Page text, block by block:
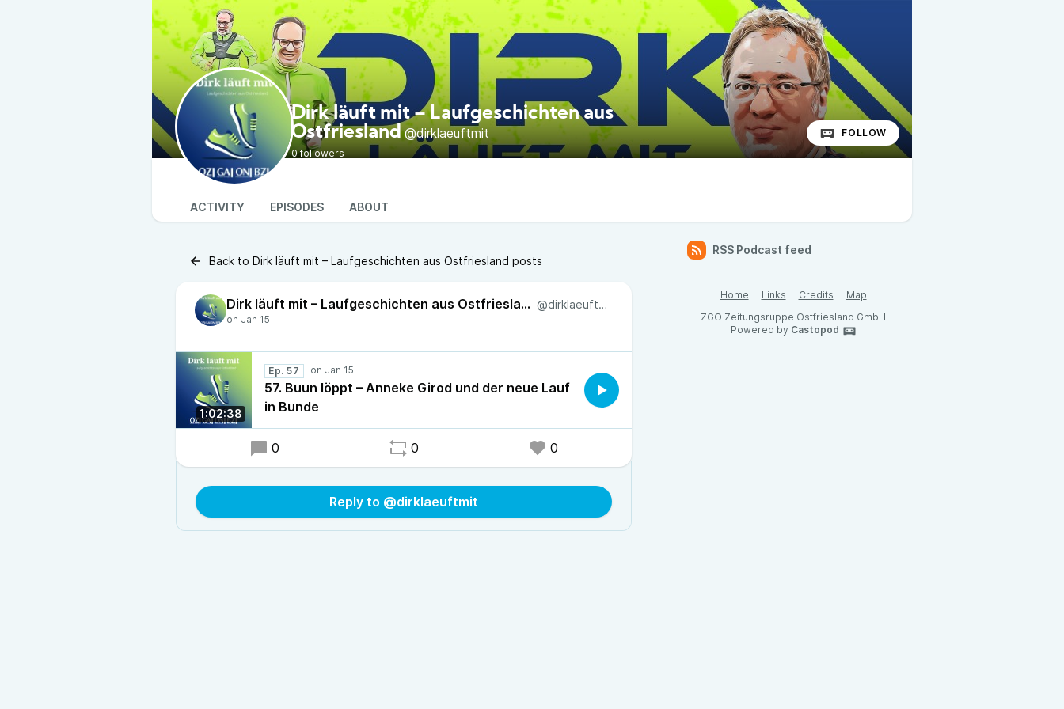
Dirk läuft mit – Laufgeschichten aus
Ostfriesland @dirklaeuftmit
0 followers
FOLLOW
ACTIVITY EPISODES ABOUT
Back to Dirk läuft mit – Laufgeschichten aus Ostfriesland posts
Dirk läuft mit – Laufgeschichten aus Ostfriesland @dirklaeuftmit
1:02:38
Ep. 57
57. Buun löppt – Anneke Girod und der neue Lauf
in Bunde
0 0 0
Reply to @dirklaeuftmit
RSS Podcast feed
Home Links Credits
Map
ZGO Zeitungsruppe Ostfriesland GmbH
Powered by Castopod